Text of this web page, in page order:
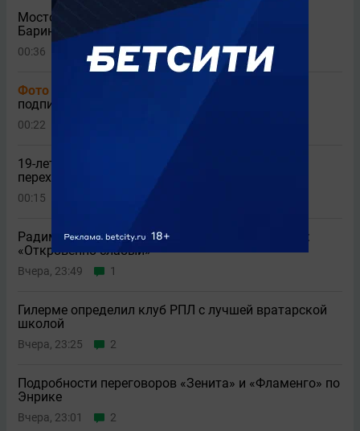
Мостовой отреагировал на скандальные слова
Баринова про «Локомотив»
00:36
Фото
подписав вратаря «Манчестер Сити»
00:22
19-летний Диоманде поделился эмоциями от
перехода в «Реал»
00:15
Радимов назвал клуб, который вылетит из РПЛ:
«Откровенно слабый»
Вчера, 23:49 1
Гилерме определил клуб РПЛ с лучшей вратарской
школой
Вчера, 23:25 2
Подробности переговоров «Зенита» и «Фламенго» по
Энрике
Вчера, 23:01 2